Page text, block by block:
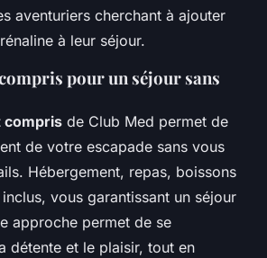
aventuriers cherchant à ajouter
à leur séjour.
pour un séjour sans
compris de Club Med permet de
de votre escapade sans vous
Hébergement, repas, boissons
vous garantissant un séjour
approche permet de se
détente et le plaisir, tout en